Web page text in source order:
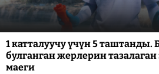
1 катталуучу үчүн 5
булганган жерлерин
маеги